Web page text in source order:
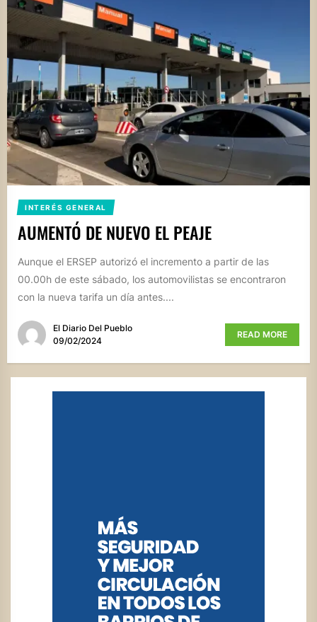
INTERÉS GENERAL
AUMENTÓ DE NUEVO EL PEAJE
Aunque el ERSEP autorizó el incremento a partir de las
00.00h de este sábado, los automovilistas se encontraron
con la nueva tarifa un día antes....
El Diario Del Pueblo
09/02/2024
READ MORE